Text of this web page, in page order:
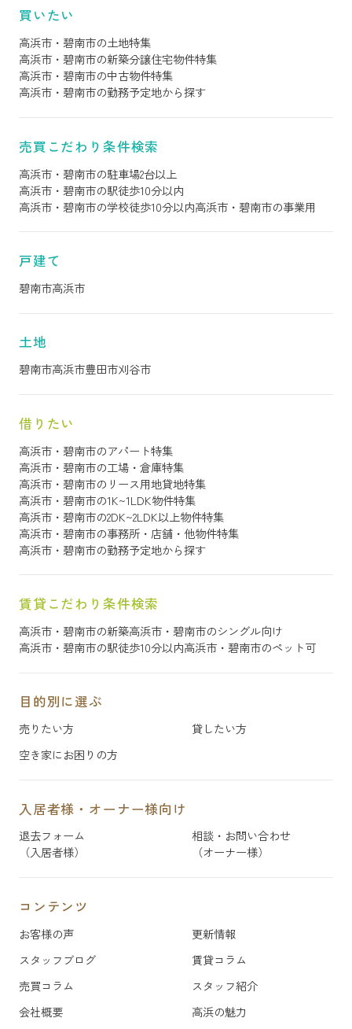
買いたい
高浜市・碧南市の土地特集
高浜市・碧南市の新築分譲住宅物件特集
高浜市・碧南市の中古物件特集
高浜市・碧南市の勤務予定地から探す
売買こだわり条件検索
高浜市・碧南市の駐車場2台以上
高浜市・碧南市の駅徒歩10分以内
高浜市・碧南市の学校徒歩10分以内高浜市・碧南市の事業用
戸建て
碧南市高浜市
土地
碧南市高浜市豊田市刈谷市
借りたい
高浜市・碧南市のアパート特集
高浜市・碧南市の工場・倉庫特集
高浜市・碧南市のリース用地貸地特集
高浜市・碧南市の1K~1LDK物件特集
高浜市・碧南市の2DK~2LDK以上物件特集
高浜市・碧南市の事務所・店舗・他物件特集
高浜市・碧南市の勤務予定地から探す
賃貸こだわり条件検索
高浜市・碧南市の新築高浜市・碧南市のシングル向け
高浜市・碧南市の駅徒歩10分以内高浜市・碧南市のペット可
目的別に選ぶ
売りたい方
貸したい方
空き家にお困りの方
入居者様・オーナー様向け
退去フォーム
（入居者様）
相談・お問い合わせ
（オーナー様）
コンテンツ
お客様の声
更新情報
スタッフブログ
賃貸コラム
売買コラム
スタッフ紹介
会社概要
高浜の魅力